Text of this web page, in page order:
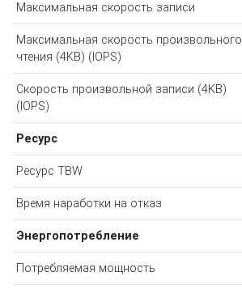
Максимальная скорость записи
Максимальная скорость произвольного
чтения (4KB) (IOPS)
Скорость произвольной записи (4KB)
(IOPS)
Ресурс
Ресурс TBW
Время наработки на отказ
Энергопотребление
Потребляемая мощность